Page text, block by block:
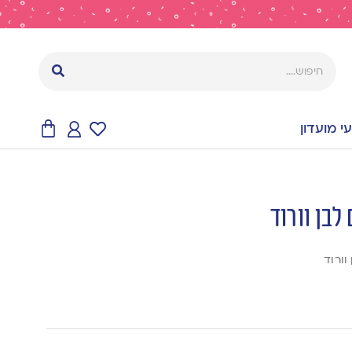
מועדון